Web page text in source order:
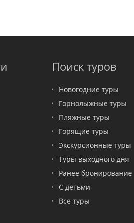
Поиск туров
Новогодние туры
Горнолыжные туры
Пляжные туры
Горящие туры
Экскурсионные туры
Туры выходного дня
Ранее бронирование
С детьми
Все туры